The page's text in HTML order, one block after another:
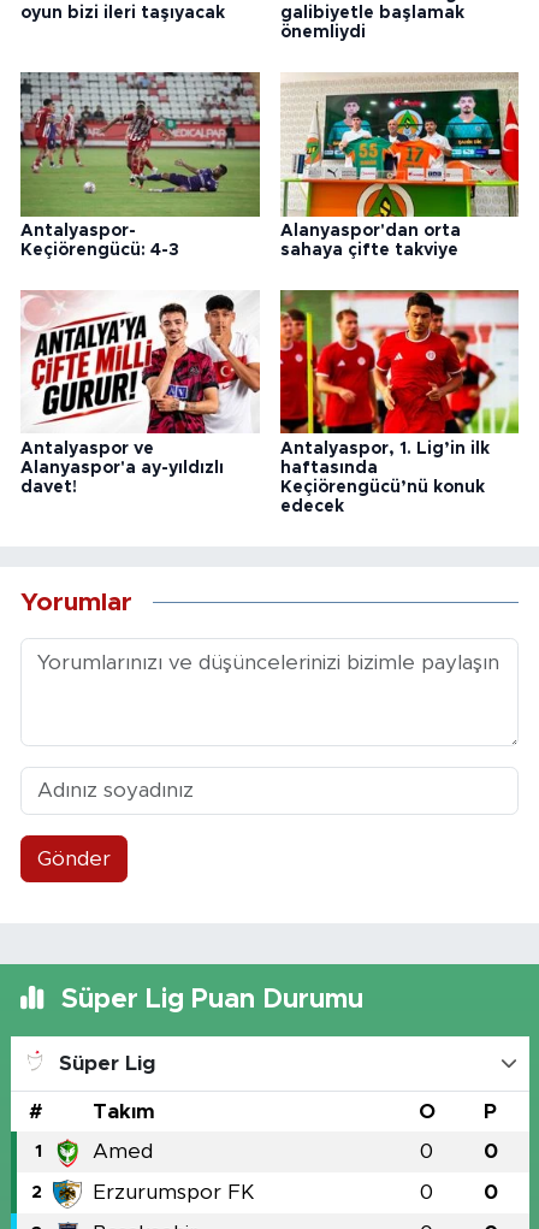
oyun bizi ileri taşıyacak
galibiyetle başlamak
önemliydi
Antalyaspor-
Keçiörengücü: 4-3
Alanyaspor'dan orta
sahaya çifte takviye
Antalyaspor ve
Alanyaspor'a ay-yıldızlı
davet!
Antalyaspor, 1. Lig’in ilk
haftasında
Keçiörengücü’nü konuk
edecek
Yorumlar
Gönder
Süper Lig Puan Durumu
Süper Lig
# Takım O P
1 Amed 0 0
2 Erzurumspor FK 0 0